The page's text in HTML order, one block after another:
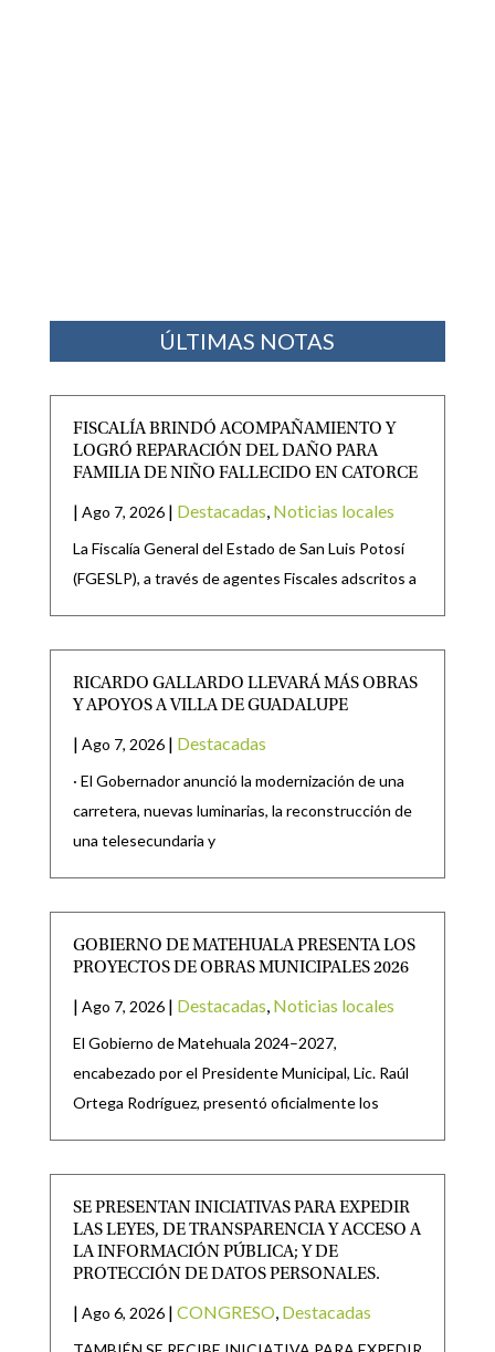
ÚLTIMAS NOTAS
FISCALÍA BRINDÓ ACOMPAÑAMIENTO Y
LOGRÓ REPARACIÓN DEL DAÑO PARA
FAMILIA DE NIÑO FALLECIDO EN CATORCE
| Ago 7, 2026 | Destacadas, Noticias locales
La Fiscalía General del Estado de San Luis Potosí
(FGESLP), a través de agentes Fiscales adscritos a
RICARDO GALLARDO LLEVARÁ MÁS OBRAS
Y APOYOS A VILLA DE GUADALUPE
| Ago 7, 2026 | Destacadas
· El Gobernador anunció la modernización de una
carretera, nuevas luminarias, la reconstrucción de
una telesecundaria y
GOBIERNO DE MATEHUALA PRESENTA LOS
PROYECTOS DE OBRAS MUNICIPALES 2026
| Ago 7, 2026 | Destacadas, Noticias locales
El Gobierno de Matehuala 2024–2027,
encabezado por el Presidente Municipal, Lic. Raúl
Ortega Rodríguez, presentó oficialmente los
SE PRESENTAN INICIATIVAS PARA EXPEDIR
LAS LEYES, DE TRANSPARENCIA Y ACCESO A
LA INFORMACIÓN PÚBLICA; Y DE
PROTECCIÓN DE DATOS PERSONALES.
| Ago 6, 2026 | CONGRESO, Destacadas